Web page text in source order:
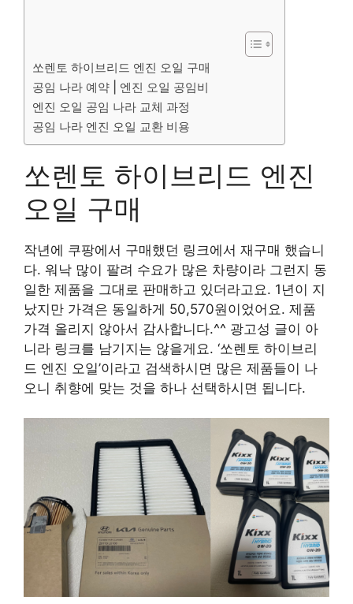
쏘렌토 하이브리드 엔진 오일 구매
공임 나라 예약 | 엔진 오일 공임비
엔진 오일 공임 나라 교체 과정
공임 나라 엔진 오일 교환 비용
쏘렌토 하이브리드 엔진
오일 구매
작년에 쿠팡에서 구매했던 링크에서 재구매 했습니
다. 워낙 많이 팔려 수요가 많은 차량이라 그런지 동
일한 제품을 그대로 판매하고 있더라고요. 1년이 지
났지만 가격은 동일하게 50,570원이었어요. 제품
가격 올리지 않아서 감사합니다.^^ 광고성 글이 아
니라 링크를 남기지는 않을게요. ‘쏘렌토 하이브리
드 엔진 오일’이라고 검색하시면 많은 제품들이 나
오니 취향에 맞는 것을 하나 선택하시면 됩니다.